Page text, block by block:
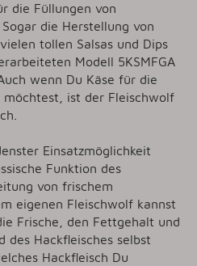
die Füllungen von
die Herstellung von
tollen Salsas und Dips
Modell 5KSMFGA
wenn Du Käse für die
möchtest, ist der Fleischwolf
Einsatzmöglichkeit
Funktion des
von frischem
eigenen Fleischwolf kannst
Frische, den Fettgehalt und
des Hackfleisches selbst
Hackfleisch Du